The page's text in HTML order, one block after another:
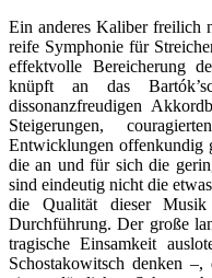
Ein anderes Kaliber freilich
reife Symphonie für
effektvolle Bereicherung
knüpft an das
dissonanzfreudigen
Steigerungen,
Entwicklungen offenkundig
die an und für sich die
sind eindeutig nicht die
die Qualität dieser
Durchführung. Der große
tragische Einsamkeit
Schostakowitsch denken